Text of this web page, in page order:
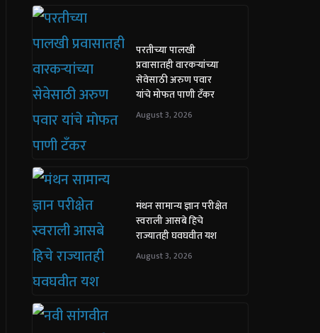
परतीच्या पालखी
प्रवासातही वारकऱ्यांच्या
सेवेसाठी अरुण पवार
यांचे मोफत पाणी टँकर
August 3, 2026
मंथन सामान्य ज्ञान परीक्षेत
स्वराली आसबे हिचे
राज्यातही घवघवीत यश
August 3, 2026